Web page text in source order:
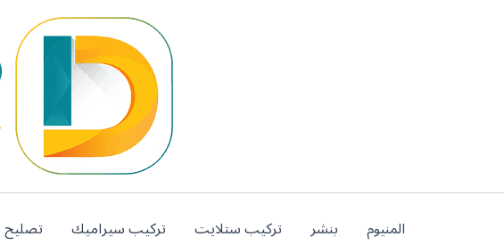
المنيوم بنشر تركيب ستلايت تركيب سيراميك